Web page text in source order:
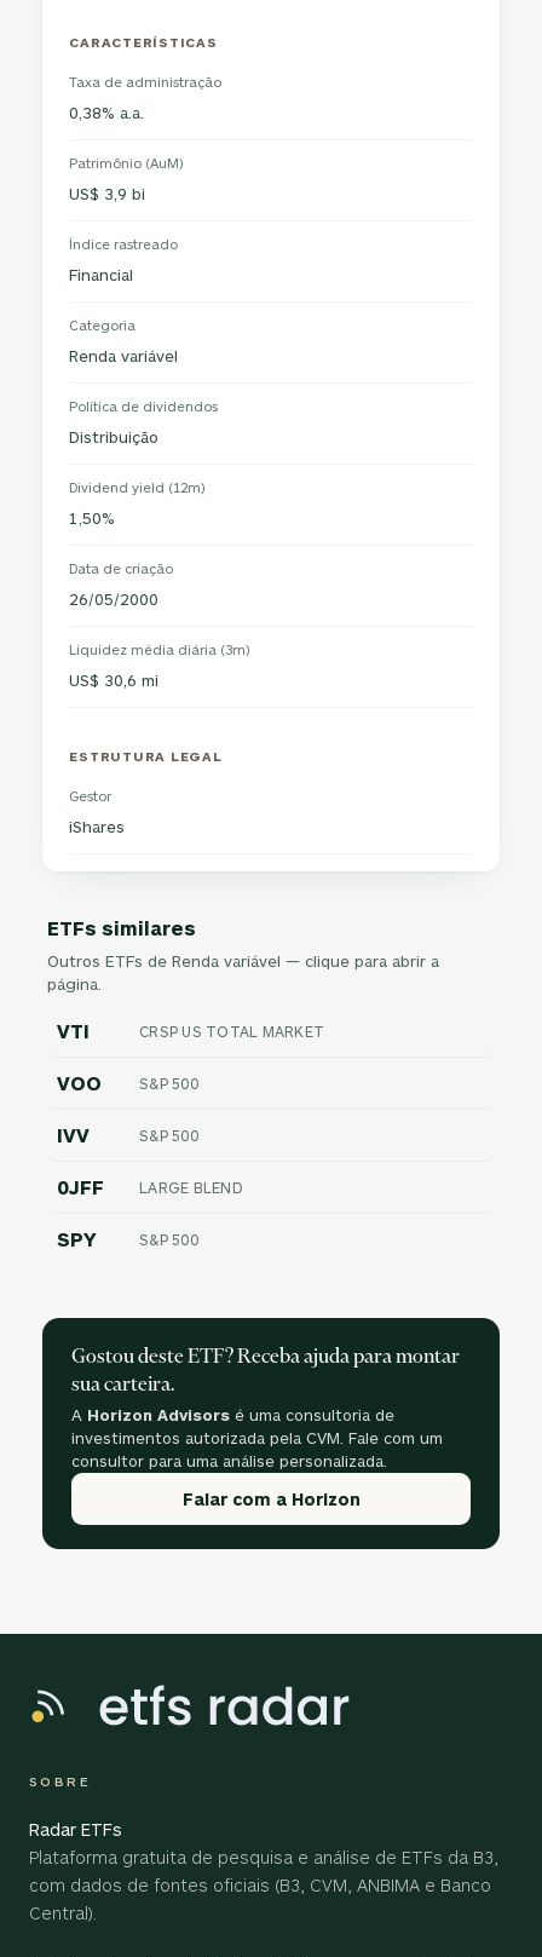
CARACTERÍSTICAS
Taxa de administração
0,38% a.a.
Patrimônio (AuM)
US$ 3,9 bi
Índice rastreado
Financial
Categoria
Renda variável
Política de dividendos
Distribuição
Dividend yield (12m)
1,50%
Data de criação
26/05/2000
Liquidez média diária (3m)
US$ 30,6 mi
ESTRUTURA LEGAL
Gestor
iShares
ETFs similares
Outros ETFs de Renda variável — clique para abrir a
página.
VTI CRSP US TOTAL MARKET
VOO S&P 500
IVV S&P 500
0JFF LARGE BLEND
SPY S&P 500
Gostou deste ETF? Receba ajuda para montar
sua carteira.
A Horizon Advisors é uma consultoria de
investimentos autorizada pela CVM. Fale com um
consultor para uma análise personalizada.
Falar com a Horizon
SOBRE
Radar ETFs
Plataforma gratuita de pesquisa e análise de ETFs da B3,
com dados de fontes oficiais (B3, CVM, ANBIMA e Banco
Central).